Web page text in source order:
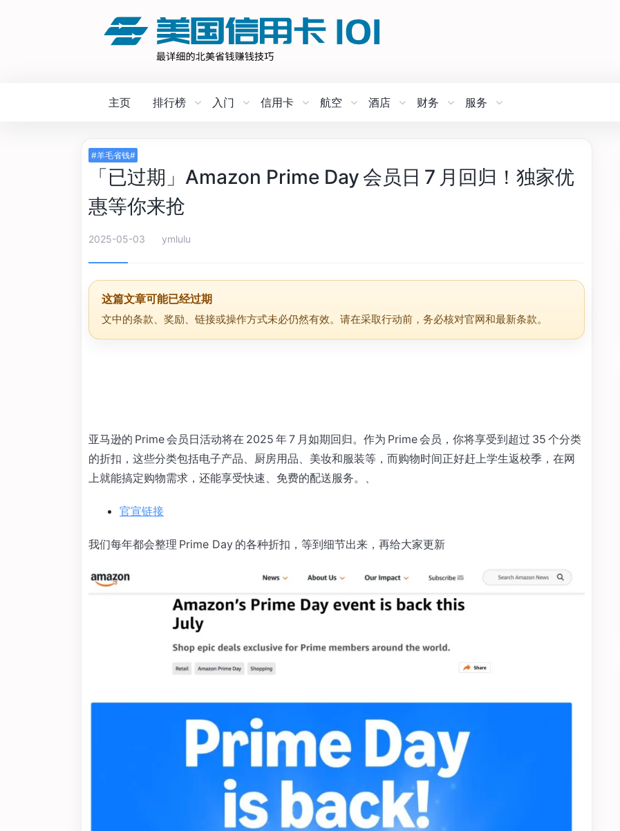
主页 排行榜 入门 信用卡 航空 酒店 财务 服务
#羊毛省钱#
「已过期」Amazon Prime Day 会员日 7 月回归！独家优
惠等你来抢
2025-05-03 ymlulu
这篇文章可能已经过期
文中的条款、奖励、链接或操作方式未必仍然有效。请在采取行动前，务必核对官网和最新条款。
亚马逊的 Prime 会员日活动将在 2025 年 7 月如期回归。作为 Prime 会员，你将享受到超过 35 个分类
的折扣，这些分类包括电子产品、厨房用品、美妆和服装等，而购物时间正好赶上学生返校季，在网
上就能搞定购物需求，还能享受快速、免费的配送服务。、
官宣链接
我们每年都会整理 Prime Day 的各种折扣，等到细节出来，再给大家更新